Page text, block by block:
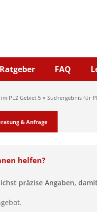
Ratgeber FAQ
PLZ Gebiet 5 Suchergebnis für
& Anfrage
helfen?
präzise Angaben,